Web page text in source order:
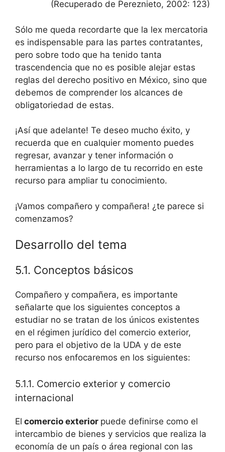
(Recuperado de Pereznieto, 2002: 123)
Sólo me queda recordarte que la lex mercatoria
es indispensable para las partes contratantes,
pero sobre todo que ha tenido tanta
trascendencia que no es posible alejar estas
reglas del derecho positivo en México, sino que
debemos de comprender los alcances de
obligatoriedad de estas.
¡Así que adelante! Te deseo mucho éxito, y
recuerda que en cualquier momento puedes
regresar, avanzar y tener información o
herramientas a lo largo de tu recorrido en este
recurso para ampliar tu conocimiento.
¡Vamos compañero y compañera! ¿te parece si
comenzamos?
Desarrollo del tema
5.1. Conceptos básicos
Compañero y compañera, es importante
señalarte que los siguientes conceptos a
estudiar no se tratan de los únicos existentes
en el régimen jurídico del comercio exterior,
pero para el objetivo de la UDA y de este
recurso nos enfocaremos en los siguientes:
5.1.1. Comercio exterior y comercio
internacional
El comercio exterior puede definirse como el
intercambio de bienes y servicios que realiza la
economía de un país o área regional con las